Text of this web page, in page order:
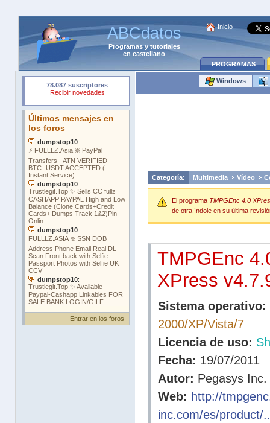
ABCdatos
Programasytutoriales
en castellano
Inicio
PROGRAMAS
Entrar en los foros
Windows
Categoría: Multimedia Vídeo
El programa TMPGEnc 4.0
de otra índole en su última
TMPGEnc
XPress
Sistema operativo:
2000/XP/Vista/7
Licencia de uso:
Fecha: 19/07/2011
Autor: Pegasys Inc.
Web: http://
inc.com/es/product/